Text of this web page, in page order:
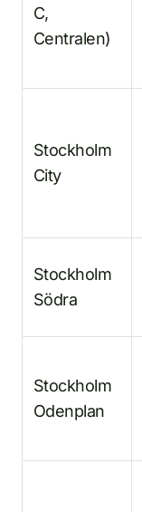
C,
Centralen)
Stockholm
City
Stockholm
Södra
Stockholm
Odenplan